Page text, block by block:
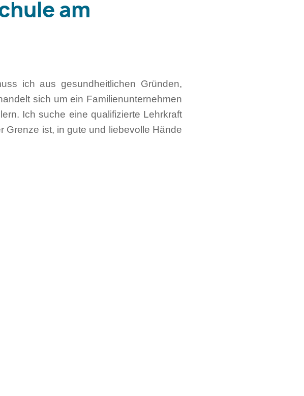
am
ich aus gesundheitlichen Gründen,
sich um ein Familienunternehmen
Ich suche eine qualifizierte Lehrkraft
Grenze ist, in gute und liebevolle Hände